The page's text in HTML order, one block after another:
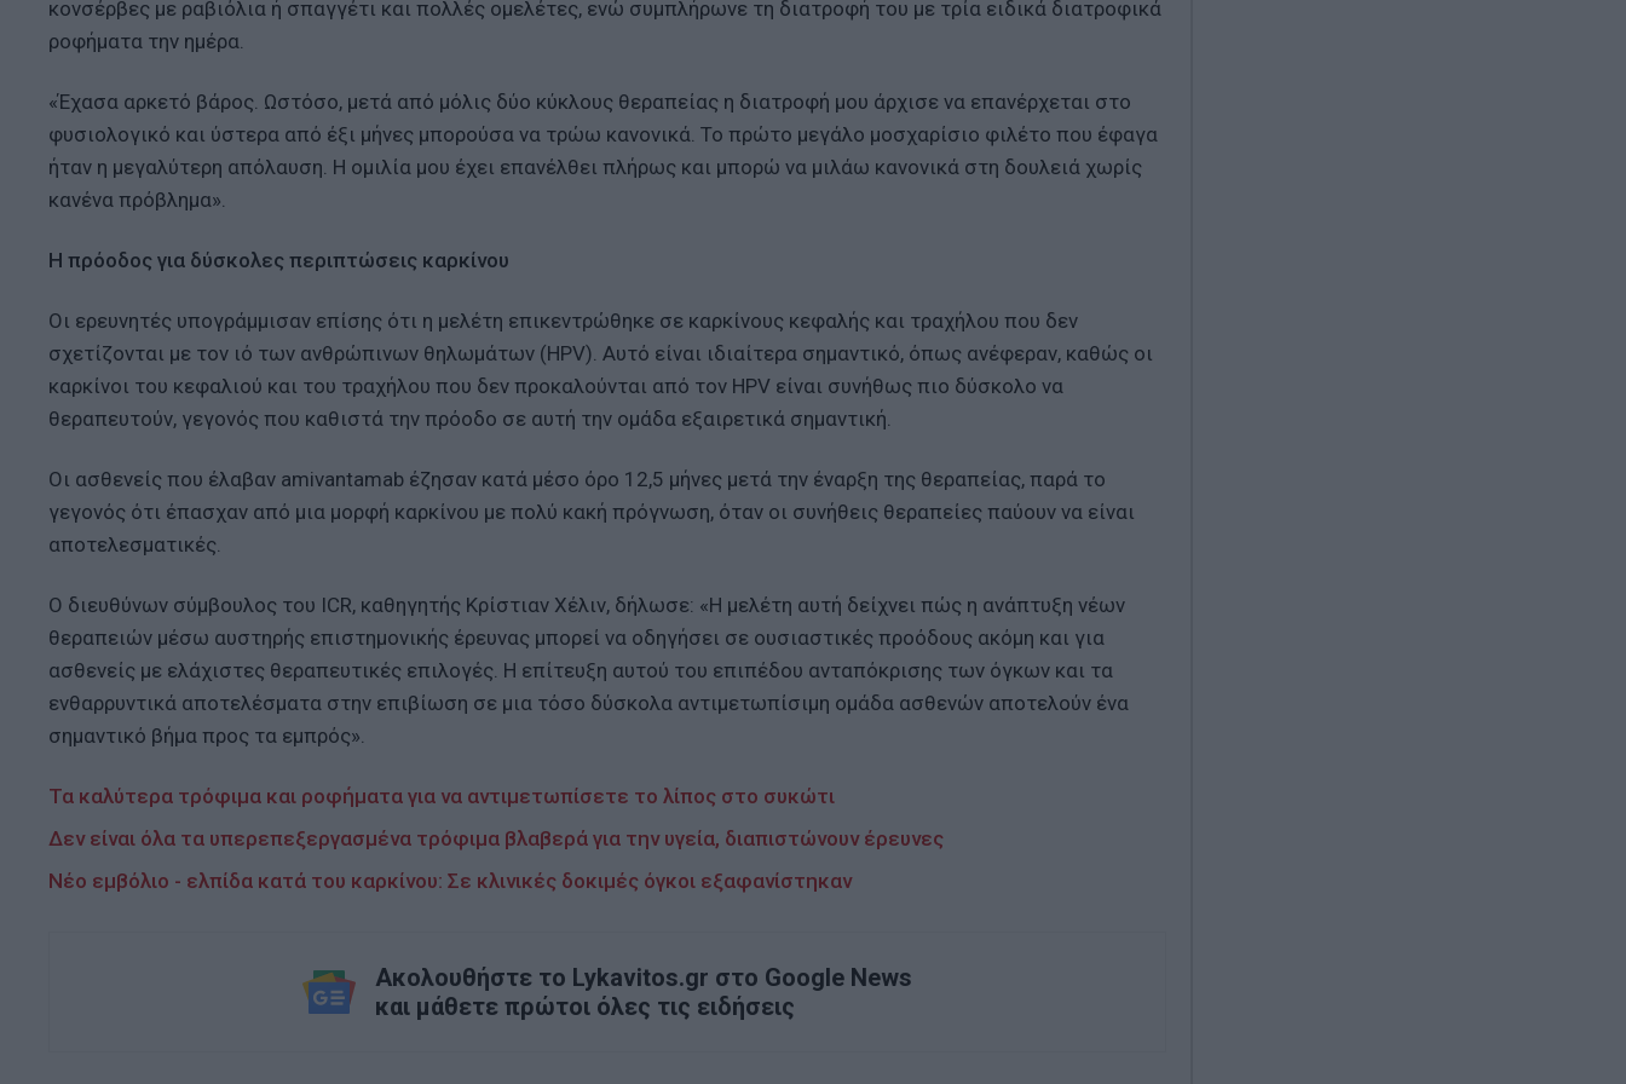
κονσέρβες με ραβιόλια ή σπαγγέτι και πολλές ομελέτες, ενώ συμπλήρωνε τη διατροφή του με τρία ειδικά διατροφικά
ροφήματα την ημέρα.
«Έχασα αρκετό βάρος. Ωστόσο, μετά από μόλις δύο κύκλους θεραπείας η διατροφή μου άρχισε να επανέρχεται στο
φυσιολογικό και ύστερα από έξι μήνες μπορούσα να τρώω κανονικά. Το πρώτο μεγάλο μοσχαρίσιο φιλέτο που έφαγα
ήταν η μεγαλύτερη απόλαυση. Η ομιλία μου έχει επανέλθει πλήρως και μπορώ να μιλάω κανονικά στη δουλειά χωρίς
κανένα πρόβλημα».
Η πρόοδος για δύσκολες περιπτώσεις καρκίνου
Οι ερευνητές υπογράμμισαν επίσης ότι η μελέτη επικεντρώθηκε σε καρκίνους κεφαλής και τραχήλου που δεν
σχετίζονται με τον ιό των ανθρώπινων θηλωμάτων (HPV). Αυτό είναι ιδιαίτερα σημαντικό, όπως ανέφεραν, καθώς οι
καρκίνοι του κεφαλιού και του τραχήλου που δεν προκαλούνται από τον HPV είναι συνήθως πιο δύσκολο να
θεραπευτούν, γεγονός που καθιστά την πρόοδο σε αυτή την ομάδα εξαιρετικά σημαντική.
Οι ασθενείς που έλαβαν amivantamab έζησαν κατά μέσο όρο 12,5 μήνες μετά την έναρξη της θεραπείας, παρά το
γεγονός ότι έπασχαν από μια μορφή καρκίνου με πολύ κακή πρόγνωση, όταν οι συνήθεις θεραπείες παύουν να είναι
αποτελεσματικές.
Ο διευθύνων σύμβουλος του ICR, καθηγητής Κρίστιαν Χέλιν, δήλωσε: «Η μελέτη αυτή δείχνει πώς η ανάπτυξη νέων
θεραπειών μέσω αυστηρής επιστημονικής έρευνας μπορεί να οδηγήσει σε ουσιαστικές προόδους ακόμη και για
ασθενείς με ελάχιστες θεραπευτικές επιλογές. Η επίτευξη αυτού του επιπέδου ανταπόκρισης των όγκων και τα
ενθαρρυντικά αποτελέσματα στην επιβίωση σε μια τόσο δύσκολα αντιμετωπίσιμη ομάδα ασθενών αποτελούν ένα
σημαντικό βήμα προς τα εμπρός».
Τα καλύτερα τρόφιμα και ροφήματα για να αντιμετωπίσετε το λίπος στο συκώτι
Δεν είναι όλα τα υπερεπεξεργασμένα τρόφιμα βλαβερά για την υγεία, διαπιστώνουν έρευνες
Νέο εμβόλιο - ελπίδα κατά του καρκίνου: Σε κλινικές δοκιμές όγκοι εξαφανίστηκαν
Ακολουθήστε το Lykavitos.gr στο Google News
και μάθετε πρώτοι όλες τις ειδήσεις